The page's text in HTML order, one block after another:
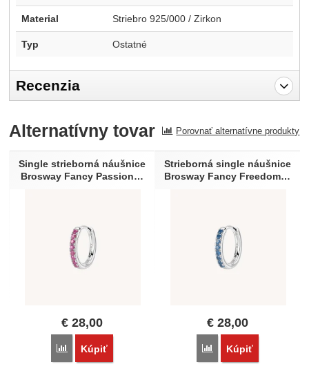
Material Striebro 925/000 / Zirkon
Typ Ostatné
Recenzia
Recenzia
Nebola pridaná žiadna recenzia.
Alternatívny tovar Porovnať alternatívne produkty
Single strieborná náušnice
Brosway Fancy Passion…
€ 28,00
Porovnať
Kúpiť
Strieborná single náušnice
Brosway Fancy Freedom…
€28,00
Porovnať
Kúpiť